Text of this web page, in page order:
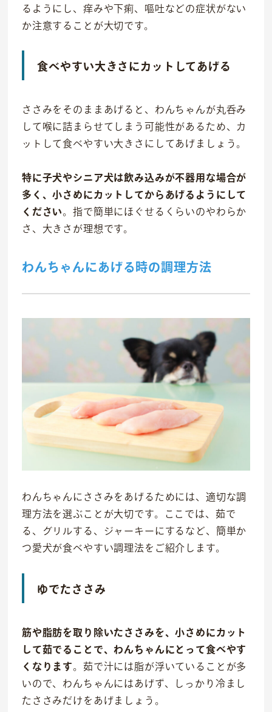
るようにし、痒みや下痢、嘔吐などの症状がない
か注意することが大切です。
食べやすい大きさにカットしてあげる
ささみをそのままあげると、わんちゃんが丸呑み
して喉に詰まらせてしまう可能性があるため、カ
ットして食べやすい大きさにしてあげましょう。
特に子犬やシニア犬は飲み込みが不器用な場合が
多く、小さめにカットしてからあげるようにして
ください。指で簡単にほぐせるくらいのやわらか
さ、大きさが理想です。
わんちゃんにあげる時の調理方法
わんちゃんにささみをあげるためには、適切な調
理方法を選ぶことが大切です。ここでは、茹で
る、グリルする、ジャーキーにするなど、簡単か
つ愛犬が食べやすい調理法をご紹介します。
ゆでたささみ
筋や脂肪を取り除いたささみを、小さめにカット
して茹でることで、わんちゃんにとって食べやす
くなります。茹で汁には脂が浮いていることが多
いので、わんちゃんにはあげず、しっかり冷まし
たささみだけをあげましょう。